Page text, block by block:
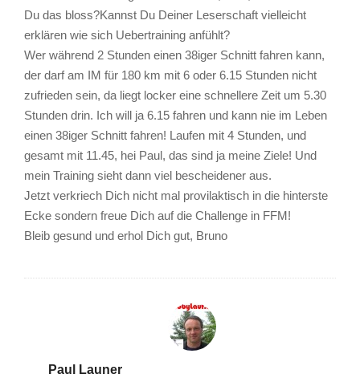
Du das bloss?Kannst Du Deiner Leserschaft vielleicht
erklären wie sich Uebertraining anfühlt?
Wer während 2 Stunden einen 38iger Schnitt fahren kann,
der darf am IM für 180 km mit 6 oder 6.15 Stunden nicht
zufrieden sein, da liegt locker eine schnellere Zeit um 5.30
Stunden drin. Ich will ja 6.15 fahren und kann nie im Leben
einen 38iger Schnitt fahren! Laufen mit 4 Stunden, und
gesamt mit 11.45, hei Paul, das sind ja meine Ziele! Und
mein Training sieht dann viel bescheidener aus.
Jetzt verkriech Dich nicht mal provilaktisch in die hinterste
Ecke sondern freue Dich auf die Challenge in FFM!
Bleib gesund und erhol Dich gut, Bruno
Paul Launer